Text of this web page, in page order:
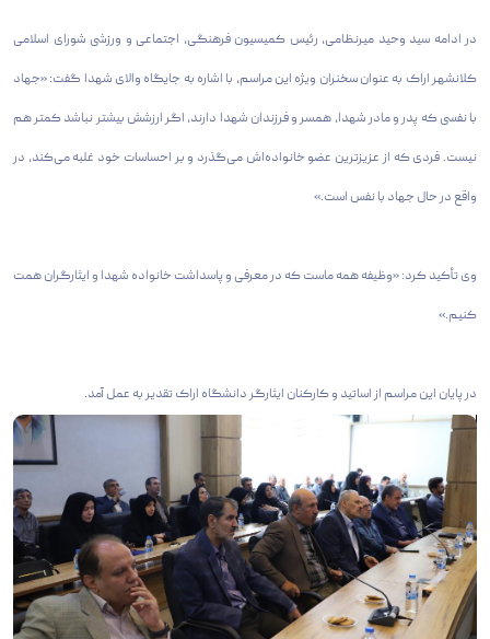
در ادامه سید وحید میر‌نظامی، رئیس کمیسیون فرهنگی، اجتماعی و ورزشی شورای اسلامی
کلانشهر اراک به عنوان سخنران ویژه این مراسم، با اشاره به جایگاه والای شهدا گفت: «جهاد
با نفسی که پدر و مادر شهدا، همسر و فرزندان شهدا دارند، اگر ارزشش بیشتر نباشد کمتر هم
نیست. فردی که از عزیزترین عضو خانواده‌اش می‌گذرد و بر احساسات خود غلبه می‌کند، در
واقع در حال جهاد با نفس است.»
وی تأکید کرد: «وظیفه همه ماست که در معرفی و پاسداشت خانواده شهدا و ایثارگران همت
کنیم.»
در پایان این مراسم از اساتید و کارکنان ایثارگر دانشگاه اراک تقدیر به عمل آمد.